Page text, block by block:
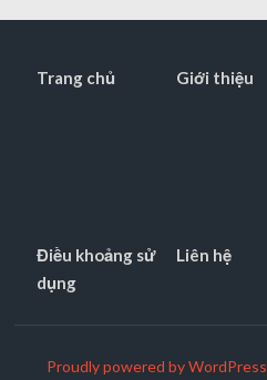
Trang chủ Giới thiệu
Điều khoảng sử
dụng
Liên hệ
Proudly powered by WordPress